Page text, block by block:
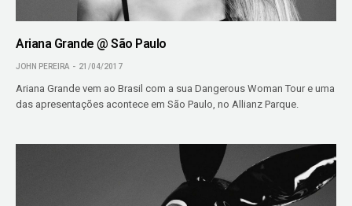
Ariana Grande @ São Paulo
JOHN PEREIRA 21/04/2017
Ariana Grande vem ao Brasil com a sua Dangerous Woman Tour e uma
das apresentações acontece em São Paulo, no Allianz Parque.